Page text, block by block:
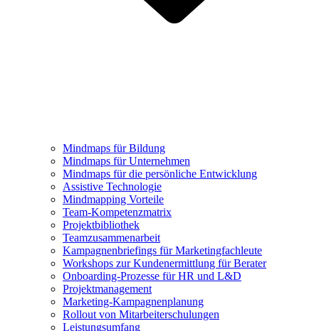
Mindmaps für Bildung
Mindmaps für Unternehmen
Mindmaps für die persönliche Entwicklung
Assistive Technologie
Mindmapping Vorteile
Team-Kompetenzmatrix
Projektbibliothek
Teamzusammenarbeit
Kampagnenbriefings für Marketingfachleute
Workshops zur Kundenermittlung für Berater
Onboarding-Prozesse für HR und L&D
Projektmanagement
Marketing-Kampagnenplanung
Rollout von Mitarbeiterschulungen
Leistungsumfang